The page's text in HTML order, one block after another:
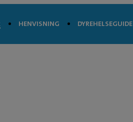
HENVISNING DYREHELSEGUIDE